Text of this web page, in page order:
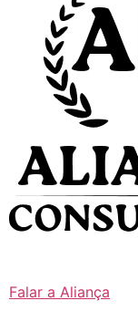
Falar a Aliança